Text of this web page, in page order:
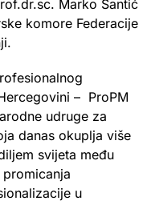
Marko Šantić
komore Federacije
– ProPM
udruge za
danas okuplja više
svijeta među
u